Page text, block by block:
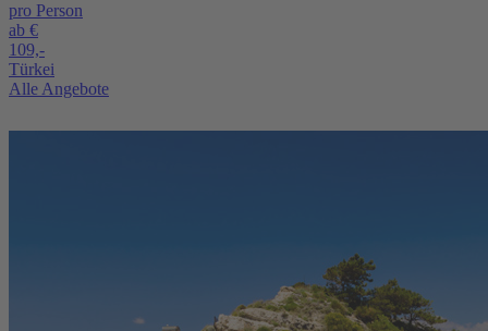
pro Person
ab €
109,-
Türkei
Alle Angebote